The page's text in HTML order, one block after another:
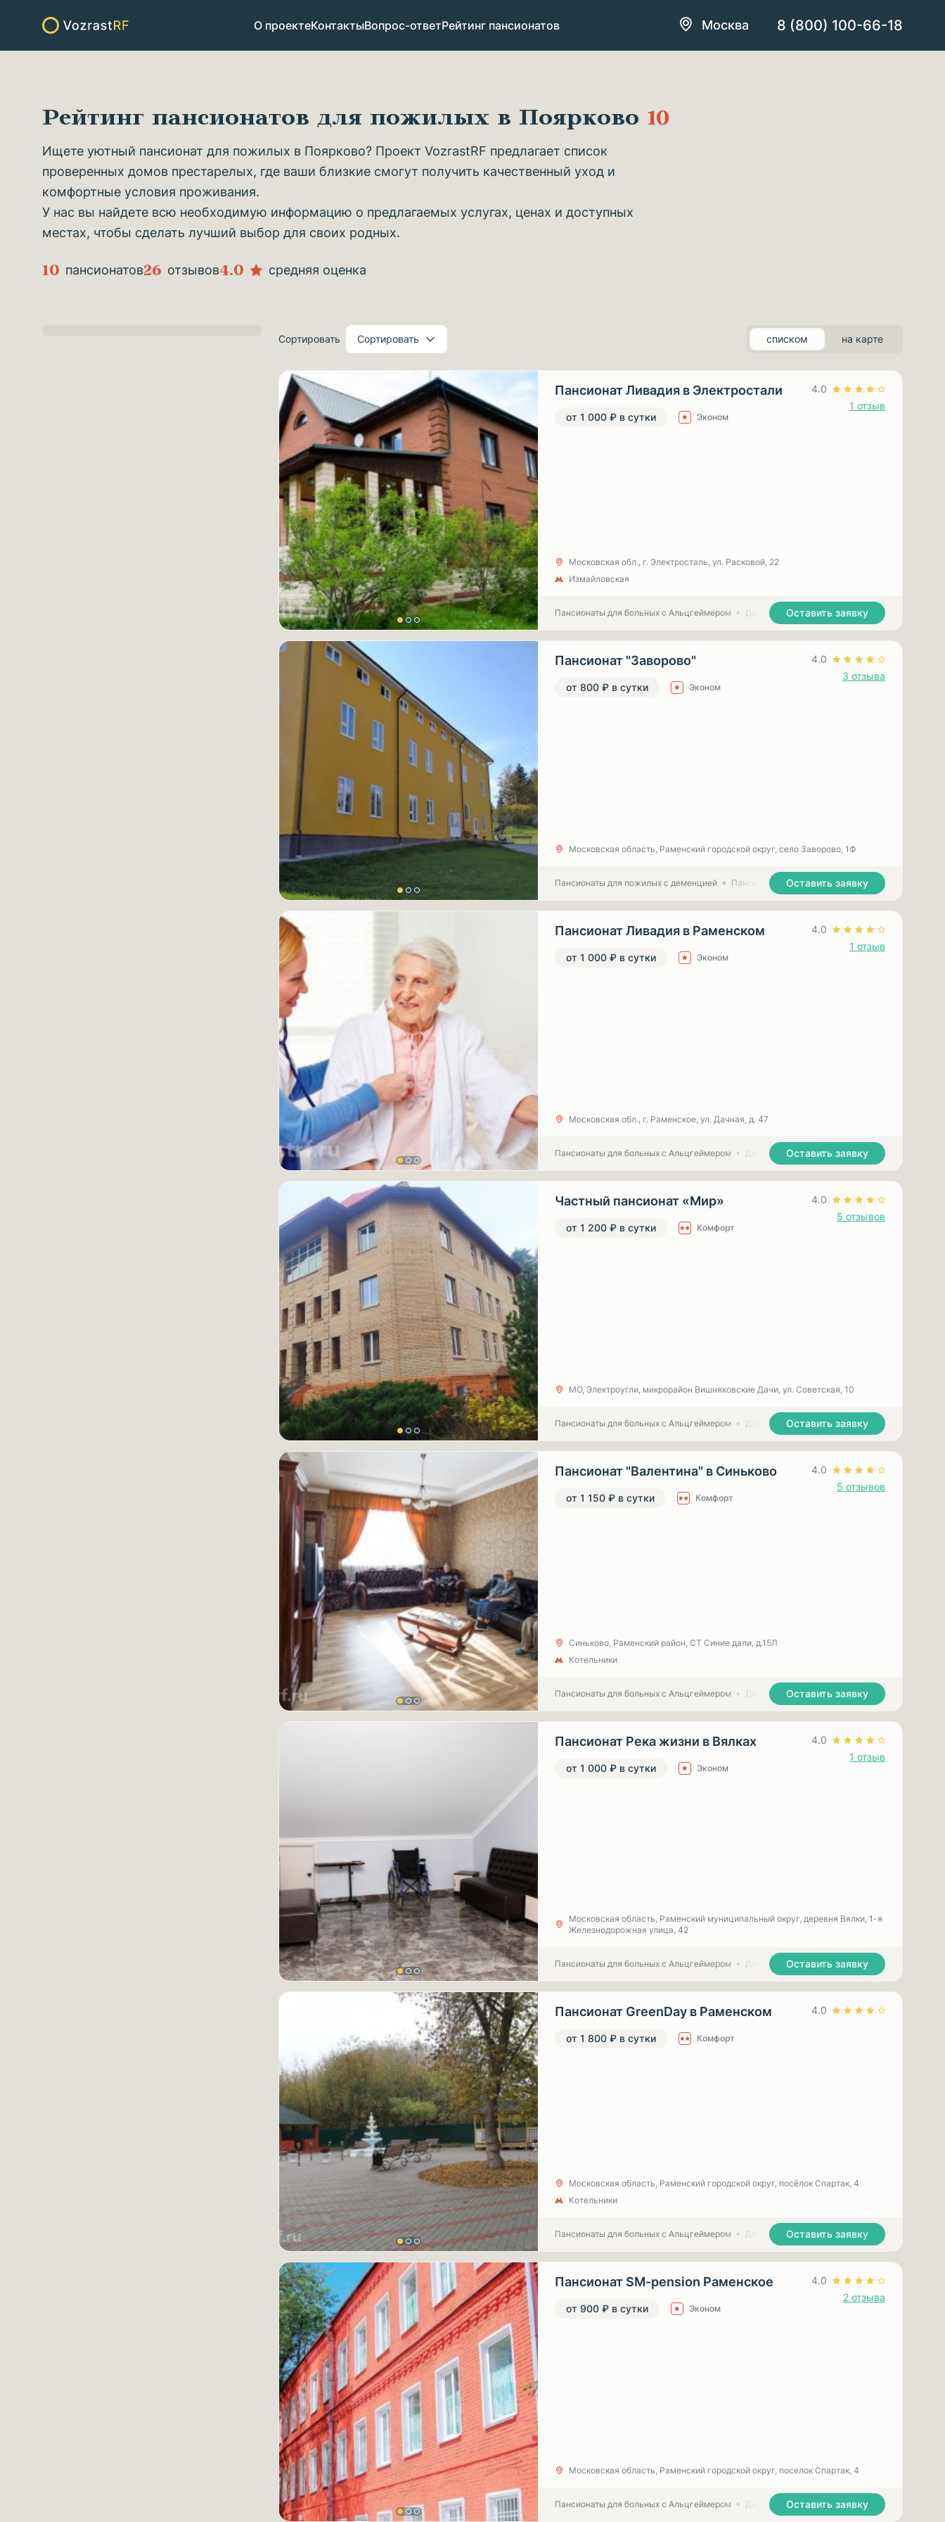
О проектеКонтактыВопрос-ответРейтинг пансионатов Москва 8 (800) 100-66-18
Рейтинг пансионатов для пожилых в Поярково 10
Ищете уютный пансионат для пожилых в Поярково? Проект VozrastRF предлагает список
проверенных домов престарелых, где ваши близкие смогут получить качественный уход и
комфортные условия проживания.
У нас вы найдете всю необходимую информацию о предлагаемых услугах, ценах и доступных
местах, чтобы сделать лучший выбор для своих родных.
10 пансионатов26 отзывов4.0 средняя оценка
Сортировать Сортировать списком на карте
Пансионат Ливадия в Электростали
4.0
1 отзыв
от 1 000 ₽ в сутки
Эконом
Московская обл., г. Электросталь, ул. Расковой, 22
Измайловская
Пансионаты для больных с Альцгеймером Дома престарелых для больных с Паркинсоном
Оставить заявку
Пансионат "Заворово"
4.0
3 отзыва
от 800 ₽ в сутки
Эконом
Московская область, Раменский городской округ, село Заворово, 1Ф
Пансионаты для пожилых с деменцией Пансионаты для лежачих пожилых людей
Оставить заявку
Пансионат Ливадия в Раменском
4.0
1 отзыв
от 1 000 ₽ в сутки
Эконом
Московская обл., г. Раменское, ул. Дачная, д. 47
Пансионаты для больных с Альцгеймером Дома престарелых для больных с Паркинсоном
Оставить заявку
Частный пансионат «Мир»
4.0
5 отзывов
от 1 200 ₽ в сутки
Комфорт
МО, Электроугли, микрорайон Вишняковские Дачи, ул. Советская, 10
Пансионаты для больных с Альцгеймером Дома престарелых для больных с Паркинсоном
Оставить заявку
Пансионат "Валентина" в Синьково
4.0
5 отзывов
от 1 150 ₽ в сутки
Комфорт
Синьково, Раменский район, СТ Синие дали, д.15Л
Котельники
Пансионаты для больных с Альцгеймером Дома престарелых для больных с Паркинсоном
Оставить заявку
Пансионат Река жизни в Вялках
4.0
1 отзыв
от 1 000 ₽ в сутки
Эконом
Московская область, Раменский муниципальный округ, деревня Вялки, 1-я
Железнодорожная улица, 42
Пансионаты для больных с Альцгеймером Дома престарелых для больных с Паркинсоном
Оставить заявку
Пансионат GreenDay в Раменском 4.0
от 1 800 ₽ в сутки Комфорт
Московская область, Раменский городской округ, посёлок Спартак, 4
Котельники
Пансионаты для больных с Альцгеймером Дома престарелых для больных с Паркинсоном
Оставить заявку
Пансионат SM-pension Раменское
4.0
2 отзыва
от 900 ₽ в сутки
Эконом
Московская область, Раменский городской округ, поселок Спартак, 4
Пансионаты для больных с Альцгеймером Дома престарелых для больных с Паркинсоном
Оставить заявку